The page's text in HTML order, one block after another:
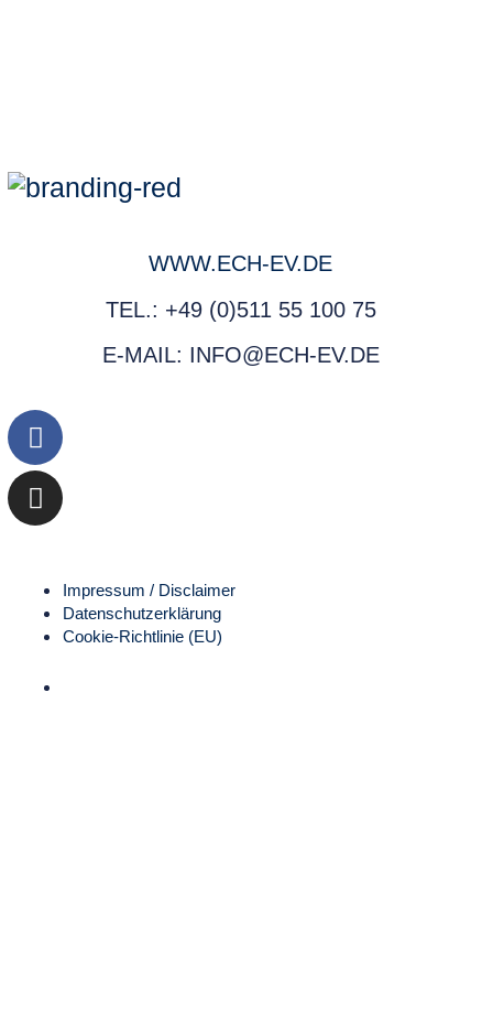
WWW.ECH-EV.DE
TEL.: +49 (0)511 55 100 75
E-MAIL: INFO@ECH-EV.DE
Impressum / Disclaimer
Datenschutz­erklärung
Cookie-Richtlinie (EU)